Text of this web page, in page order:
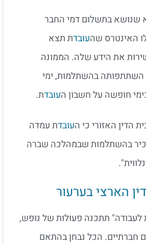
שנושא בתשלום דמי החבר
האינטרס שהעובדת תצא
את הידע שלה. הממונה
בהשתלמות, ימי
חופשה על חשבון העובדת.
הדין האזורי כי העובדת עמדה
בהשתלמות שבמהלכה שברה
הארצי בערעור
לעבודה" תתכנה פעולות של נופש,
חברתיים. הכל נבחן בהתאם